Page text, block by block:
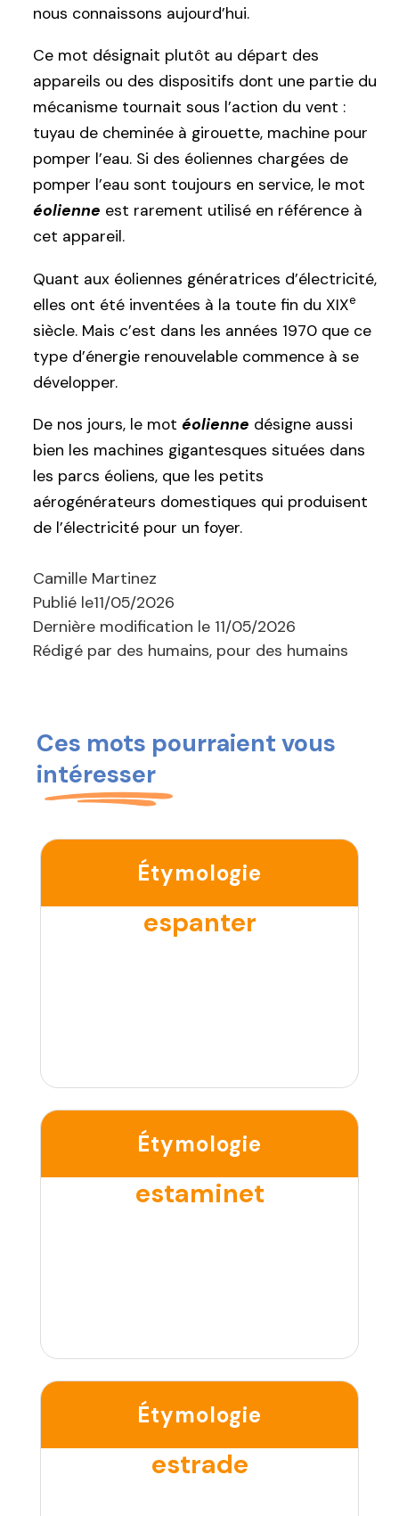
nous connaissons aujourd’hui.
Ce mot désignait plutôt au départ des
appareils ou des dispositifs dont une partie du
mécanisme tournait sous l’action du vent :
tuyau de cheminée à girouette, machine pour
pomper l’eau. Si des éoliennes chargées de
pomper l’eau sont toujours en service, le mot
éolienne est rarement utilisé en référence à
cet appareil.
Quant aux éoliennes génératrices d’électricité,
elles ont été inventées à la toute fin du XIXe
siècle. Mais c’est dans les années 1970 que ce
type d’énergie renouvelable commence à se
développer.
De nos jours, le mot éolienne désigne aussi
bien les machines gigantesques situées dans
les parcs éoliens, que les petits
aérogénérateurs domestiques qui produisent
de l’électricité pour un foyer.
Camille Martinez
Publié le11/05/2026
Dernière modification le 11/05/2026
Rédigé par des humains, pour des humains
Ces mots pourraient vous
intéresser
Étymologie
espanter
Étymologie
estaminet
Étymologie
estrade